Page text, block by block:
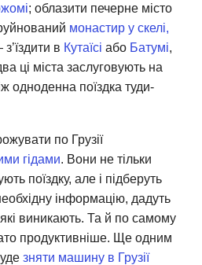
; облазити печерне місто
монастир у скелі,
в Кутаїсі або Батумі,
ці міста заслуговують на
одноденна поїздка туди-
по Грузії
гідами. Вони не тільки
поїздку, але і підберуть
інформацію, дадуть
які виникають. Та й по самому
продуктивніше. Ще одним
зняти машину в Грузії